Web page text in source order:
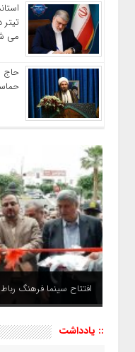
می
حاج‌
افتتاح سینما فرهنگ
افتتاح گذر فرهنگی
:: یادداشت